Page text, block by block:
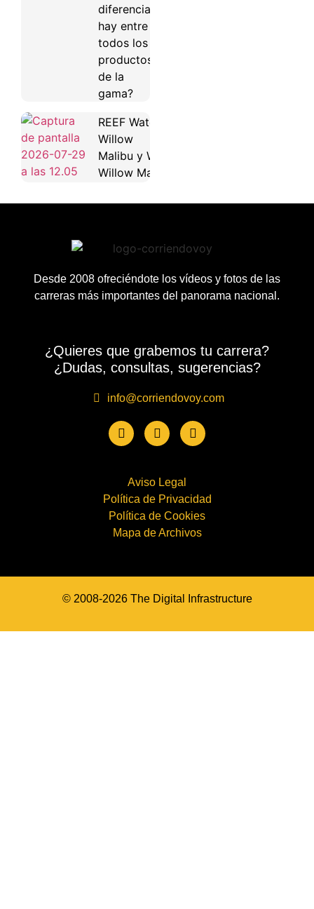
diferencias
hay entre
todos los
productos
de la
gama?
REEF Water
Willow
Malibu y Water
Willow Maya
Desde 2008 ofreciéndote los vídeos y fotos de las
carreras más importantes del panorama nacional.
¿Quieres que grabemos tu carrera?
¿Dudas, consultas, sugerencias?
info@corriendovoy.com
Aviso Legal
Política de Privacidad
Política de Cookies
Mapa de Archivos
© 2008-2026 The Digital Infrastructure